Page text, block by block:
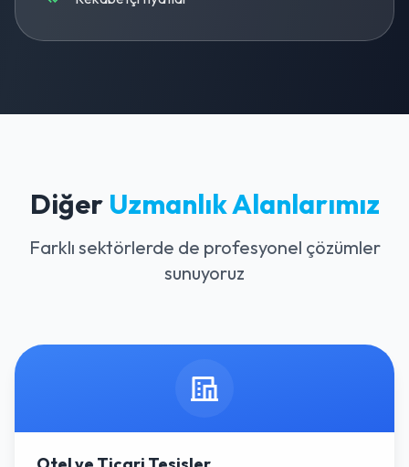
Diğer Uzmanlık Alanlarımız
Farklı sektörlerde de profesyonel çözümler
sunuyoruz